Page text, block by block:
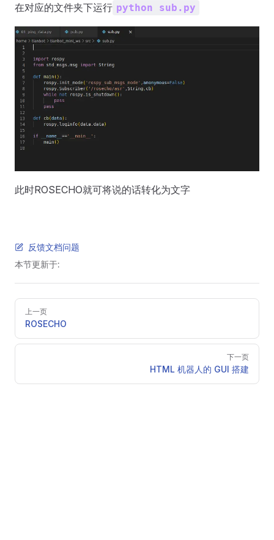
在对应的文件夹下运行 python sub.py
此时ROSECHO就可将说的话转化为文字
反馈文档问题
本节更新于:
Pager
上一页
ROSECHO
下一页
HTML 机器人的 GUI 搭建